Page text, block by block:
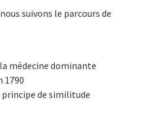
suivons le parcours de
médecine dominante
1790
principe de similitude